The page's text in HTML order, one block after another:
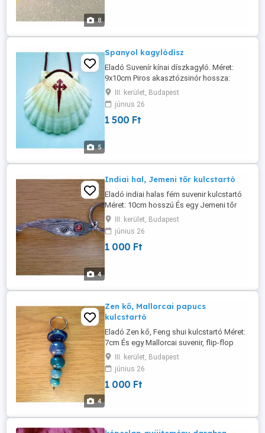
8
5
Spanyol kagylódísz
Eladó Suvenír kínai díszkagyló. Méret:
9x10cm Piros akasztózsinór hossza:
30cm Átvétel csak személyesen a
lakcímemen,Óbuda 3. ker.
III. kerület, Budapest
június 26
1 500 Ft
4
Indiai hal, Jemeni tőr kulcstartó
Eladó indiai halas fém suvenir kulcstartó
Méret: 10cm hosszú És egy Jemeni tőr
suvenir kulcstartó Méret: 6x5cm
1000Ft/db Átvétel csak személyesen a
lakcímemen,Óbuda 3. ker.
III. kerület, Budapest
június 26
1 000 Ft
4
Zen kő, Mallorcai papucs
kulcstartó
Eladó Zen kő, Feng shui kulcstartó Méret:
7cm És egy Mallorcai suvenir, flip-flop
papucs kulcstartó Méret: 6x2cm
1000Ft/db Átvétel csak személyesen a
lakcímemen,Óbuda 3. ker.
III. kerület, Budapest
június 26
1 000 Ft